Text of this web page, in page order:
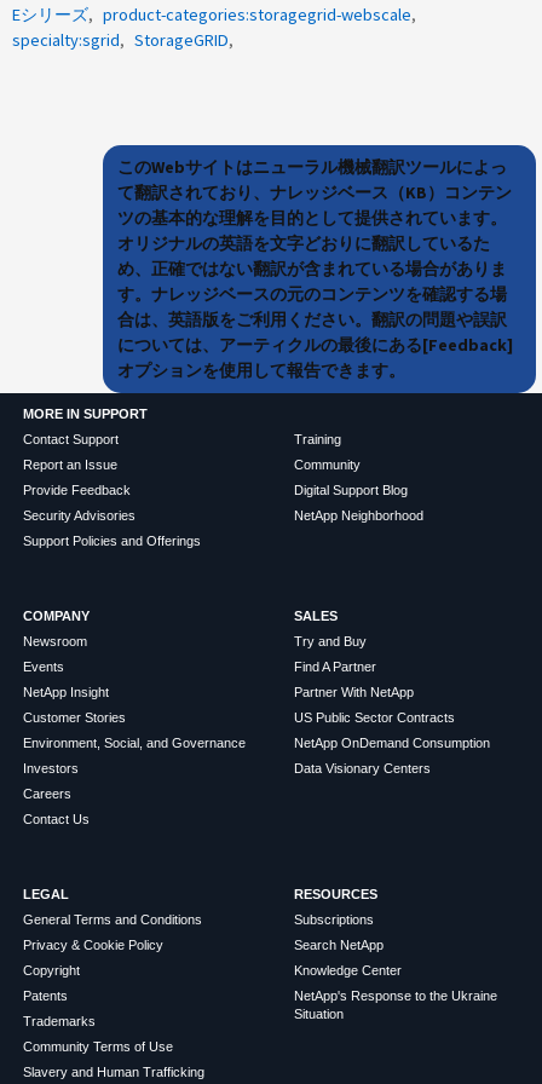
Eシリーズ
product-categories:storagegrid-webscale
specialty:sgrid
StorageGRID
このWebサイトはニューラル機械翻訳ツールによっ
て翻訳されており、ナレッジベース（KB）コンテン
ツの基本的な理解を目的として提供されています。
オリジナルの英語を文字どおりに翻訳しているた
め、正確ではない翻訳が含まれている場合がありま
す。ナレッジベースの元のコンテンツを確認する場
合は、英語版をご利用ください。翻訳の問題や誤訳
については、アーティクルの最後にある[Feedback]
オプションを使用して報告できます。
MORE IN SUPPORT
Contact Support
Report an Issue
Provide Feedback
Security Advisories
Support Policies and Offerings
Training
Community
Digital Support Blog
NetApp Neighborhood
COMPANY
Newsroom
Events
NetApp Insight
Customer Stories
Environment, Social, and Governance
Investors
Careers
Contact Us
SALES
Try and Buy
Find A Partner
Partner With NetApp
US Public Sector Contracts
NetApp OnDemand Consumption
Data Visionary Centers
LEGAL
General Terms and Conditions
Privacy & Cookie Policy
Copyright
Patents
Trademarks
Community Terms of Use
Slavery and Human Trafficking
RESOURCES
Subscriptions
Search NetApp
Knowledge Center
NetApp's Response to the Ukraine
Situation